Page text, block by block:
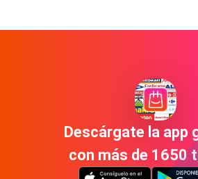
Descárgate la app
con más de 1650